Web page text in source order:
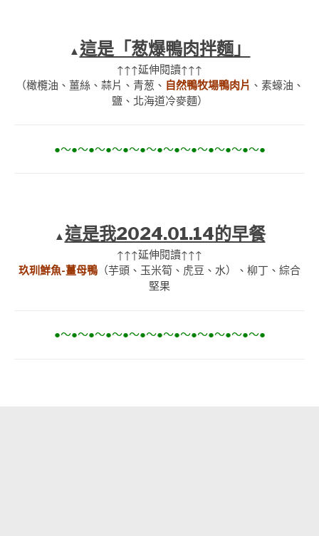
▲這是「葱爆鴨肉拌麵」
↑↑↑延伸閱讀↑↑↑
（橄欖油、薑絲、蒜片、青葱、 自然鴨牧場鴨肉片 、素蠔油、
鹽、北海道冷麥麵）
●～●～●～●～●～●～●～●～●～●～●～●～●
▲這是我2024.01.14的早餐
↑↑↑延伸閱讀↑↑↑
玖玔鮮魚-薑母鴨 （芋頭、玉米筍、虎豆、水）、柳丁、綜合
堅果
●～●～●～●～●～●～●～●～●～●～●～●～●